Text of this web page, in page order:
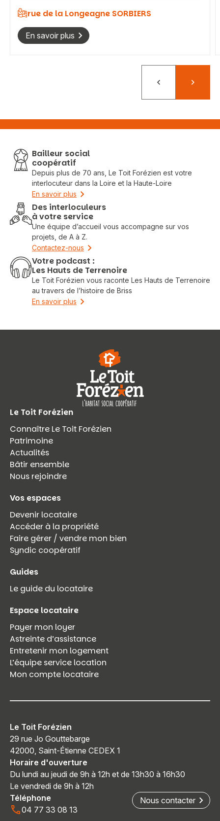
rue de la Longeagne SORBIERS
En savoir plus
PrécédentSuivant
Bailleur social
coopératif
Depuis plus de 70 ans, Le Toit Forézien est votre
interlocuteur dans la Loire et la Haute-Loire
En savoir plus
Des interloculeurs
à votre service
Une équipe d’accueil vous accompagne sur vos
projets, de A à Z.
Contactez-nous
Votre podcast :
Les Hauts de Terrenoire
Le Toit Forézien vous raconte Les Hauts de Terrenoire
au travers de l’histoire de Briss
En savoir plus
Le Toit Forézien
Connaître Le Toit Forézien
Patrimoine
Actualités
Bâtir ensemble
Nous rejoindre
Vos espaces
Devenir locataire
Accéder à la propriété
Faire gérer / vendre mon bien
Syndic coopératif
Guides
Le guide du locataire
Espace locataire
Payer mon loyer
Astreinte d’assistance
Entretenir mon logement
L’équipe service location
Mon compte locataire
Le Toit Forézien
29 rue Jo Gouttebarge
42000, Saint-Étienne CEDEX 1
Horaire d'ouverture
Du lundi au jeudi de 9h à 12h et de 13h30 à 16h30
Le vendredi de 9h à 12h
Téléphone
04 77 33 08 13
Nous contacter